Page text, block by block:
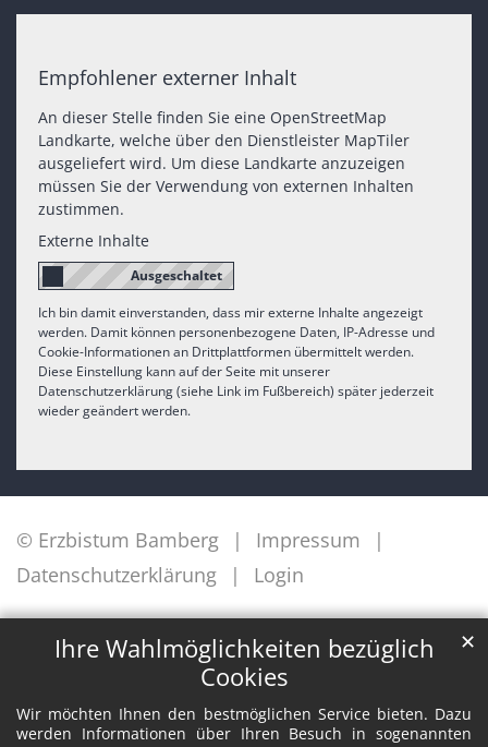
Ihre Wahlmöglichkeiten bezüglich
Cookies
Wir möchten Ihnen den bestmöglichen Service bieten. Dazu
werden Informationen über Ihren Besuch in sogenannten
✕
Empfohlener externer Inhalt
An dieser Stelle finden Sie eine OpenStreetMap
Landkarte, welche über den Dienstleister MapTiler
ausgeliefert wird. Um diese Landkarte anzuzeigen
müssen Sie der Verwendung von externen Inhalten
zustimmen.
Externe Inhalte
Ich bin damit einverstanden, dass mir externe Inhalte angezeigt
werden. Damit können personenbezogene Daten, IP-Adresse und
Cookie-Informationen an Drittplattformen übermittelt werden.
Diese Einstellung kann auf der Seite mit unserer
Datenschutzerklärung (siehe Link im Fußbereich) später jederzeit
wieder geändert werden.
© Erzbistum Bamberg
Impressum
Datenschutzerklärung
Login